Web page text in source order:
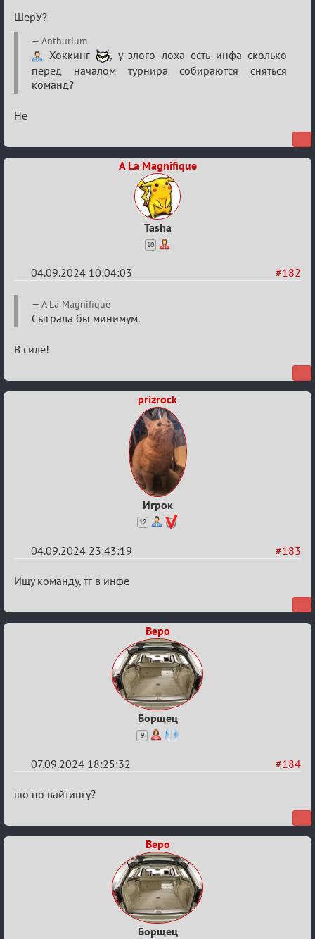
ШерУ?
Anthurium
Хоккинг
, у злого лоха есть инфа сколько
перед началом турнира собираются сняться
команд?
Не
A La Magnifique
Tasha
10
#182
04.09.2024 10:04:03
Re:
Waiting
A La Magnifique
Сыграла бы минимум.
В силе!
prizrock
Игрок
12
#183
04.09.2024 23:43:19
Re:
XI
Ищу команду, тг в инфе
Веро
Борщец
9
#184
07.09.2024 18:25:32
Re:
XI
шо по вайтингу?
Веро
Борщец